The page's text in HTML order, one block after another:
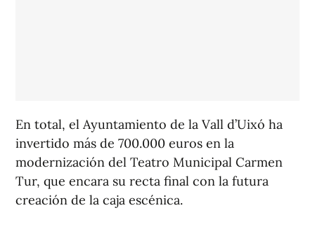
En total, el Ayuntamiento de la Vall d’Uixó ha
invertido más de 700.000 euros en la
modernización del Teatro Municipal Carmen
Tur, que encara su recta final con la futura
creación de la caja escénica.